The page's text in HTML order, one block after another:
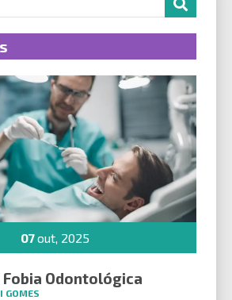
07out, 2025
Odontológica
GOMES